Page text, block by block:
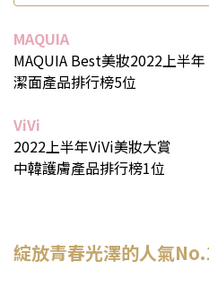
MAQUIA
MAQUIA Best美妝2022上半年
潔面產品排行榜5位
ViVi
2022上半年ViVi美妝大賞
中韓護膚產品排行榜1位
綻放青春光澤的人氣